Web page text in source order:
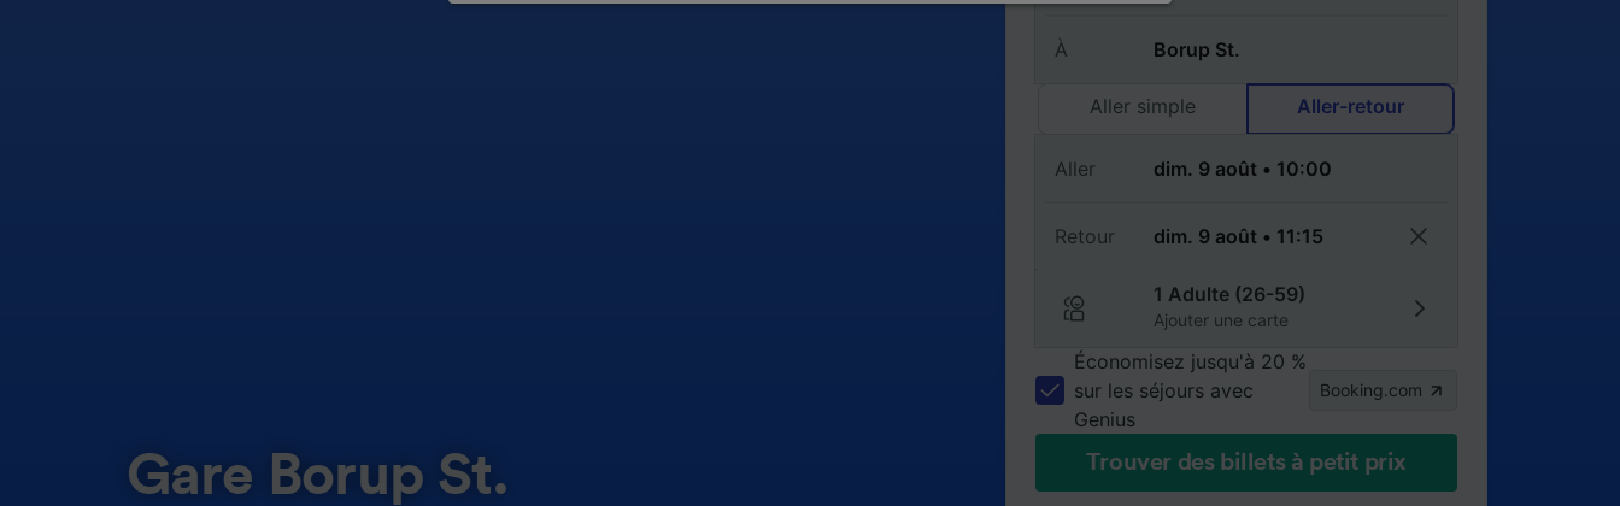
Gare Borup St.
À
Aller simple Aller-retour
Aller
Retour
1 Adulte (26-59)
Ajouter une carte
Économisez jusqu'à 20 %
sur les séjours avec
Genius
Booking.com
Trouver des billets à petit prix